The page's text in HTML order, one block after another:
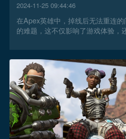
2024-11-25 09:44:46
在Apex英雄中，掉线后无法重连
的难题，这不仅影响了游戏体验，